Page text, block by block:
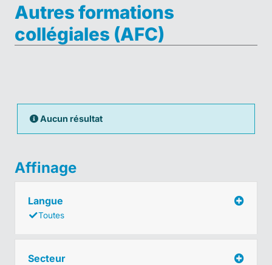
Autres formations
collégiales (AFC)
Aucun résultat
Affinage
Langue
Toutes
Secteur